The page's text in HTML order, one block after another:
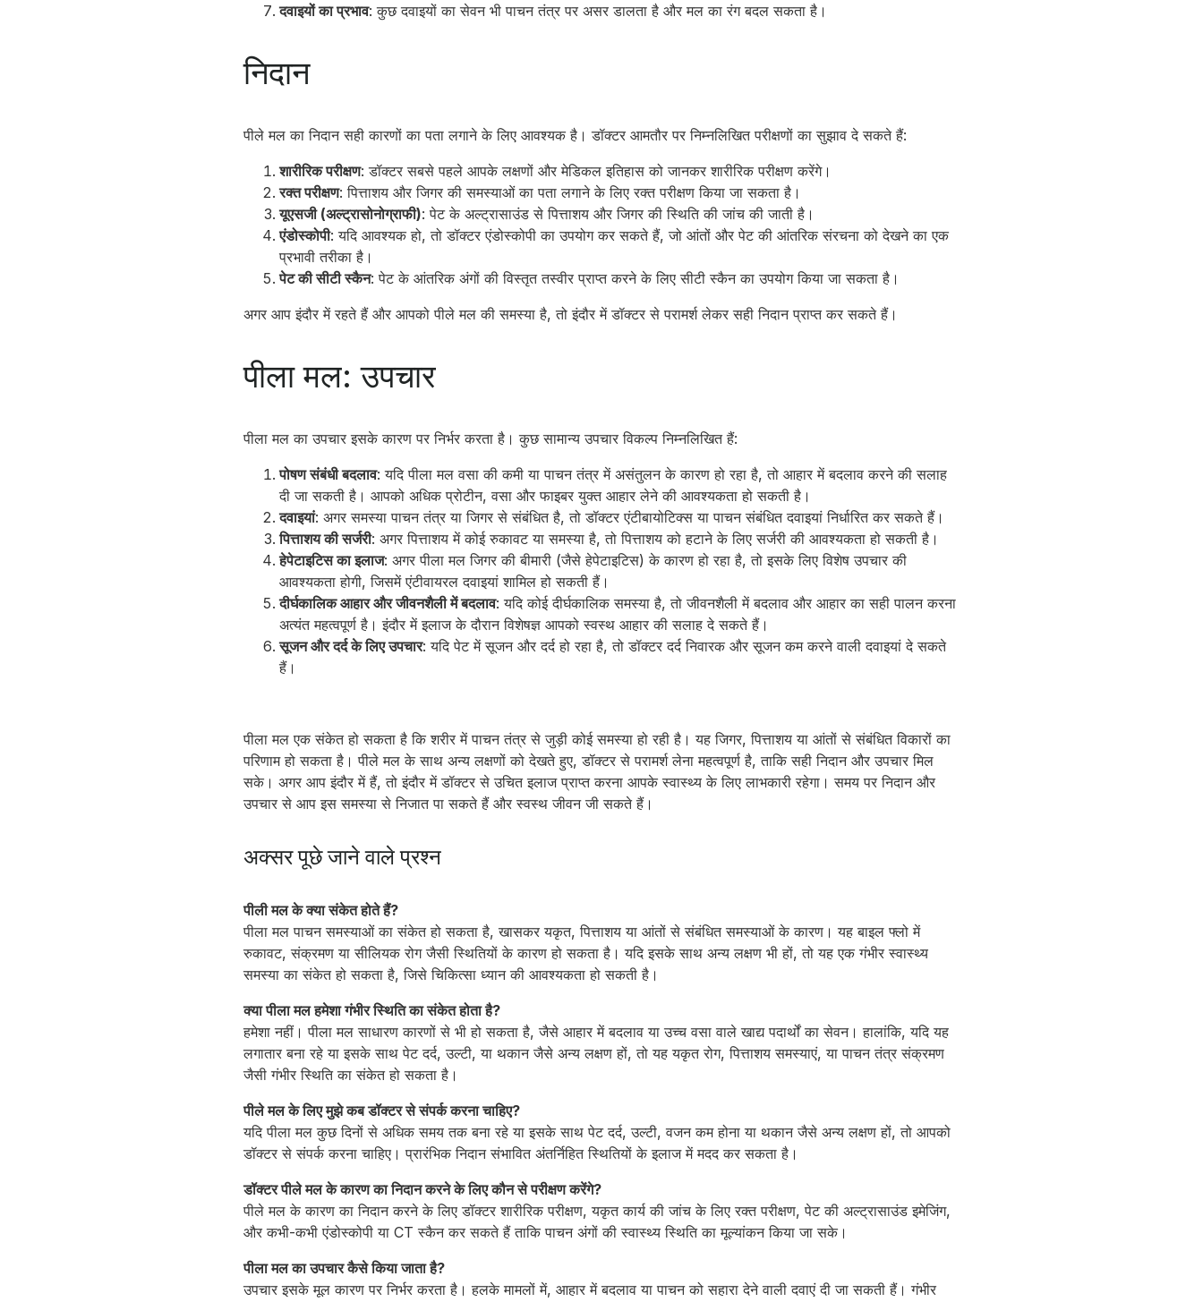
दवाइयों का प्रभाव: कुछ दवाइयों का सेवन भी पाचन तंत्र पर असर डालता है और मल का रंग बदल सकता है।
निदान
पीले मल का निदान सही कारणों का पता लगाने के लिए आवश्यक है। डॉक्टर आमतौर पर निम्नलिखित परीक्षणों का सुझाव दे सकते हैं:
शारीरिक परीक्षण: डॉक्टर सबसे पहले आपके लक्षणों और मेडिकल इतिहास को जानकर शारीरिक परीक्षण करेंगे।
रक्त परीक्षण: पित्ताशय और जिगर की समस्याओं का पता लगाने के लिए रक्त परीक्षण किया जा सकता है।
यूएसजी (अल्ट्रासोनोग्राफी): पेट के अल्ट्रासाउंड से पित्ताशय और जिगर की स्थिति की जांच की जाती है।
एंडोस्कोपी: यदि आवश्यक हो, तो डॉक्टर एंडोस्कोपी का उपयोग कर सकते हैं, जो आंतों और पेट की आंतरिक संरचना को देखने का एक
प्रभावी तरीका है।
पेट की सीटी स्कैन: पेट के आंतरिक अंगों की विस्तृत तस्वीर प्राप्त करने के लिए सीटी स्कैन का उपयोग किया जा सकता है।
अगर आप इंदौर में रहते हैं और आपको पीले मल की समस्या है, तो इंदौर में डॉक्टर से परामर्श लेकर सही निदान प्राप्त कर सकते हैं।
पीला मल: उपचार
पीला मल का उपचार इसके कारण पर निर्भर करता है। कुछ सामान्य उपचार विकल्प निम्नलिखित हैं:
पोषण संबंधी बदलाव: यदि पीला मल वसा की कमी या पाचन तंत्र में असंतुलन के कारण हो रहा है, तो आहार में बदलाव करने की सलाह
दी जा सकती है। आपको अधिक प्रोटीन, वसा और फाइबर युक्त आहार लेने की आवश्यकता हो सकती है।
दवाइयां: अगर समस्या पाचन तंत्र या जिगर से संबंधित है, तो डॉक्टर एंटीबायोटिक्स या पाचन संबंधित दवाइयां निर्धारित कर सकते हैं।
पित्ताशय की सर्जरी: अगर पित्ताशय में कोई रुकावट या समस्या है, तो पित्ताशय को हटाने के लिए सर्जरी की आवश्यकता हो सकती है।
हेपेटाइटिस का इलाज: अगर पीला मल जिगर की बीमारी (जैसे हेपेटाइटिस) के कारण हो रहा है, तो इसके लिए विशेष उपचार की
आवश्यकता होगी, जिसमें एंटीवायरल दवाइयां शामिल हो सकती हैं।
दीर्घकालिक आहार और जीवनशैली में बदलाव: यदि कोई दीर्घकालिक समस्या है, तो जीवनशैली में बदलाव और आहार का सही पालन करना
अत्यंत महत्वपूर्ण है। इंदौर में इलाज के दौरान विशेषज्ञ आपको स्वस्थ आहार की सलाह दे सकते हैं।
सूजन और दर्द के लिए उपचार: यदि पेट में सूजन और दर्द हो रहा है, तो डॉक्टर दर्द निवारक और सूजन कम करने वाली दवाइयां दे सकते
हैं।
पीला मल एक संकेत हो सकता है कि शरीर में पाचन तंत्र से जुड़ी कोई समस्या हो रही है। यह जिगर, पित्ताशय या आंतों से संबंधित विकारों का
परिणाम हो सकता है। पीले मल के साथ अन्य लक्षणों को देखते हुए, डॉक्टर से परामर्श लेना महत्वपूर्ण है, ताकि सही निदान और उपचार मिल
सके। अगर आप इंदौर में हैं, तो इंदौर में डॉक्टर से उचित इलाज प्राप्त करना आपके स्वास्थ्य के लिए लाभकारी रहेगा। समय पर निदान और
उपचार से आप इस समस्या से निजात पा सकते हैं और स्वस्थ जीवन जी सकते हैं।
अक्सर पूछे जाने वाले प्रश्न
पीली मल के क्या संकेत होते हैं?
पीला मल पाचन समस्याओं का संकेत हो सकता है, खासकर यकृत, पित्ताशय या आंतों से संबंधित समस्याओं के कारण। यह बाइल फ्लो में
रुकावट, संक्रमण या सीलियक रोग जैसी स्थितियों के कारण हो सकता है। यदि इसके साथ अन्य लक्षण भी हों, तो यह एक गंभीर स्वास्थ्य
समस्या का संकेत हो सकता है, जिसे चिकित्सा ध्यान की आवश्यकता हो सकती है।
क्या पीला मल हमेशा गंभीर स्थिति का संकेत होता है?
हमेशा नहीं। पीला मल साधारण कारणों से भी हो सकता है, जैसे आहार में बदलाव या उच्च वसा वाले खाद्य पदार्थों का सेवन। हालांकि, यदि यह
लगातार बना रहे या इसके साथ पेट दर्द, उल्टी, या थकान जैसे अन्य लक्षण हों, तो यह यकृत रोग, पित्ताशय समस्याएं, या पाचन तंत्र संक्रमण
जैसी गंभीर स्थिति का संकेत हो सकता है।
पीले मल के लिए मुझे कब डॉक्टर से संपर्क करना चाहिए?
यदि पीला मल कुछ दिनों से अधिक समय तक बना रहे या इसके साथ पेट दर्द, उल्टी, वजन कम होना या थकान जैसे अन्य लक्षण हों, तो आपको
डॉक्टर से संपर्क करना चाहिए। प्रारंभिक निदान संभावित अंतर्निहित स्थितियों के इलाज में मदद कर सकता है।
डॉक्टर पीले मल के कारण का निदान करने के लिए कौन से परीक्षण करेंगे?
पीले मल के कारण का निदान करने के लिए डॉक्टर शारीरिक परीक्षण, यकृत कार्य की जांच के लिए रक्त परीक्षण, पेट की अल्ट्रासाउंड इमेजिंग,
और कभी-कभी एंडोस्कोपी या CT स्कैन कर सकते हैं ताकि पाचन अंगों की स्वास्थ्य स्थिति का मूल्यांकन किया जा सके।
पीला मल का उपचार कैसे किया जाता है?
उपचार इसके मूल कारण पर निर्भर करता है। हलके मामलों में, आहार में बदलाव या पाचन को सहारा देने वाली दवाएं दी जा सकती हैं। गंभीर